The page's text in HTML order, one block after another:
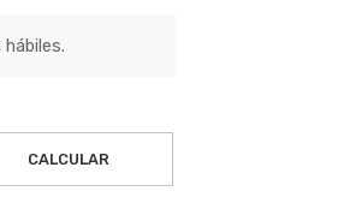
CALCULAR